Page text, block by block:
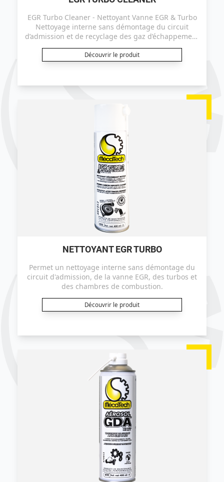
EGR Turbo Cleaner - Nettoyant Vanne EGR & Turbo
Nettoyage interne sans démontage du circuit
d’admission et de recyclage des gaz d’échappement
chambres de combustions.
Découvrir le produit
NETTOYANT EGR TURBO
Permet un nettoyage interne sans démontage du
circuit d'admission, de la vanne EGR, des turbos et
des chambres de combustion.
Découvrir le produit